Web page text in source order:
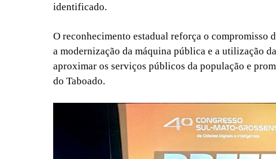
identificado.
O reconhecimento estadual reforça o compromisso
a modernização da máquina pública e a utilização
aproximar os serviços públicos da população e
do Taboado.